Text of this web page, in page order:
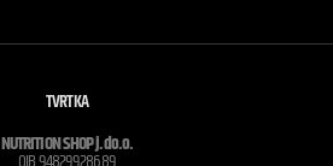
TVRTKA
NUTRITION SHOP j.do.o.